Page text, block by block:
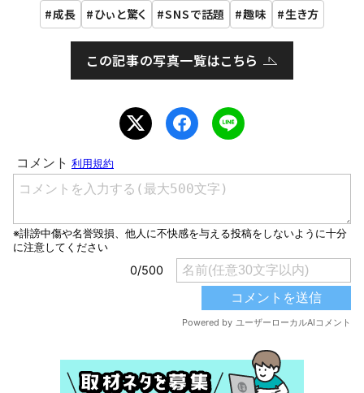
成長 ひぃと驚く SNSで話題 趣味 生き方
この記事の写真一覧はこちら